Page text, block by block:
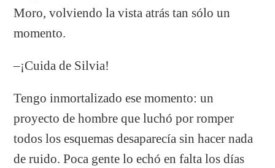
Moro, volviendo la vista atrás tan sólo un
momento.
–¡Cuida de Silvia!
Tengo inmortalizado ese momento: un
proyecto de hombre que luchó por romper
todos los esquemas desaparecía sin hacer nada
de ruido. Poca gente lo echó en falta los días